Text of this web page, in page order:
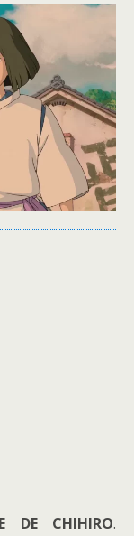
DE CHIHIRO.